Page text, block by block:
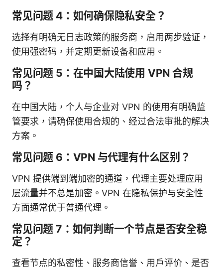
常见问题 4：如何确保隐私安全？
选择有明确无日志政策的服务商，启用两步验证，
使用强密码，并定期更新设备和应用。
常见问题 5：在中国大陆使用 VPN 合规
吗？
在中国大陆，个人与企业对 VPN 的使用有明确监
管要求，请确保使用合规的、经过合法审批的解决
方案。
常见问题 6：VPN 与代理有什么区别？
VPN 提供端到端加密的通道，代理主要处理应用
层流量并不总是加密。VPN 在隐私保护与安全性
方面通常优于普通代理。
常见问题 7：如何判断一个节点是否安全稳
定？
查看节点的私密性、服务商信誉、用户评价、是否